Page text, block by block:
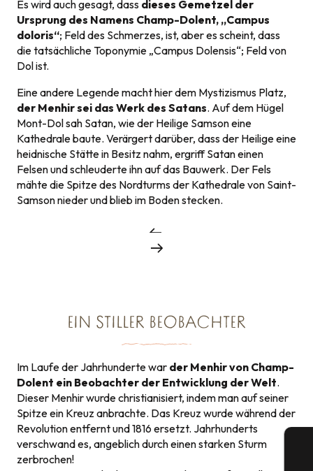
Es wird auch gesagt, dass dieses Gemetzel der
Ursprung des Namens Champ-Dolent, „Campus
doloris“; Feld des Schmerzes, ist, aber es scheint, dass
die tatsächliche Toponymie „Campus Dolensis“; Feld von
Dol ist.
Eine andere Legende macht hier dem Mystizismus Platz,
der Menhir sei das Werk des Satans. Auf dem Hügel
Mont-Dol sah Satan, wie der Heilige Samson eine
Kathedrale baute. Verärgert darüber, dass der Heilige eine
heidnische Stätte in Besitz nahm, ergriff Satan einen
Felsen und schleuderte ihn auf das Bauwerk. Der Fels
mähte die Spitze des Nordturms der Kathedrale von Saint-
Samson nieder und blieb im Boden stecken.
EIN STILLER BEOBACHTER
Im Laufe der Jahrhunderte war der Menhir von Champ-
Dolent ein Beobachter der Entwicklung der Welt.
Dieser Menhir wurde christianisiert, indem man auf seiner
Spitze ein Kreuz anbrachte. Das Kreuz wurde während der
Revolution entfernt und 1816 ersetzt. Jahrhunderts
verschwand es, angeblich durch einen starken Sturm
zerbrochen!